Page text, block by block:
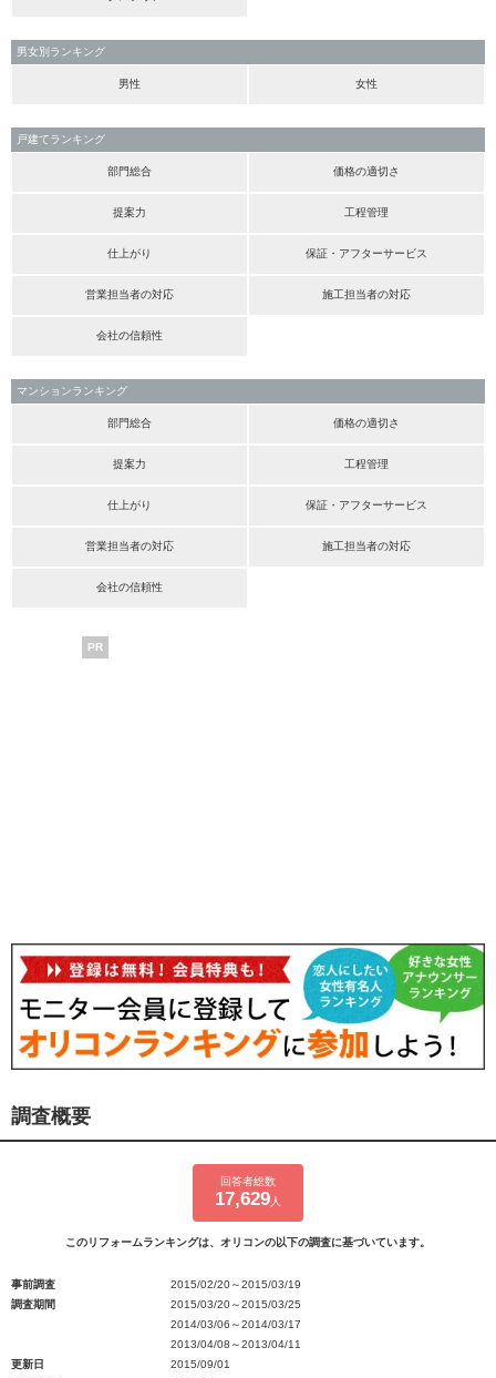
男女別ランキング
男性 女性
戸建てランキング
部門総合 価格の適切さ
提案力 工程管理
仕上がり 保証・アフターサービス
営業担当者の対応 施工担当者の対応
会社の信頼性
マンションランキング
部門総合 価格の適切さ
提案力 工程管理
仕上がり 保証・アフターサービス
営業担当者の対応 施工担当者の対応
会社の信頼性
PR
調査概要
回答者総数
17,629 人
このリフォームランキングは、オリコンの以下の調査に基づいています。
事前調査
2015/02/20～2015/03/19
調査期間
2015/03/20～2015/03/25
2014/03/06～2014/03/17
2013/04/08～2013/04/11
更新日
2015/09/01